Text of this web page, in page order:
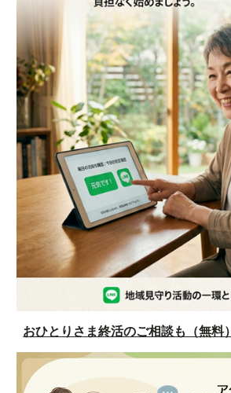
おひとりさま終活のご相談も（無料）